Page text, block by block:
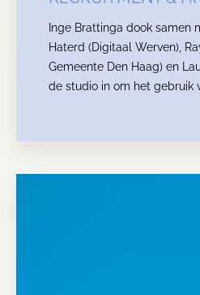
Inge Brattinga dook samen
Haterd (Digitaal Werven),
Gemeente Den Haag) en
de studio in om het gebruik